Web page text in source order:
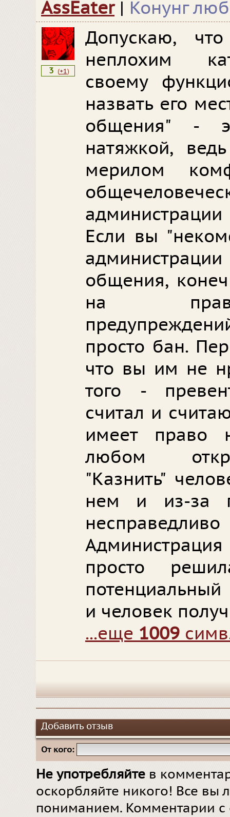
AssEater | Конунг
3 (+1)
Допускаю,
неплохим
своему
назвать его
общения" -
натяжкой,
мерилом
Если вы
общения,
на
просто бан.
что вы им не
того -
считал и
имеет право
любом
"Казнить"
нем и из-за
просто
потенциальный
и человек
...еще 1009
Добавить отзыв
От кого:
Не употребляйте в
оскорбляйте никого! Все вы
пониманием. Комментарии